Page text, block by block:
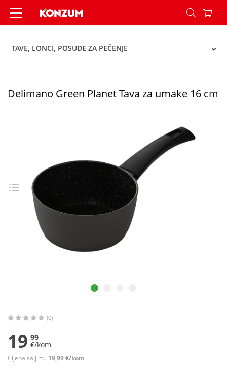
Delimano Green Planet Tava za umake 16 cm -
TAVE, LONCI, POSUDE ZA PEČENJE
Delimano Green Planet Tava za umake 16 cm
(0)
19 99
€/kom
Cijena za j.m.: 19,99 €/kom